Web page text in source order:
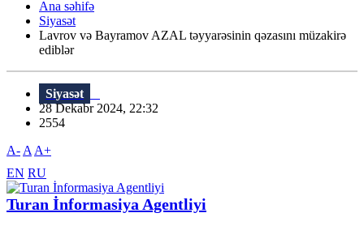
Ana səhifə
Siyasət
Lavrov və Bayramov AZAL təyyarəsinin qəzasını müzakirə
ediblər
Siyasət
28 Dekabr 2024, 22:32
2554
A- A A+
EN RU
Turan İnformasiya Agentliyi